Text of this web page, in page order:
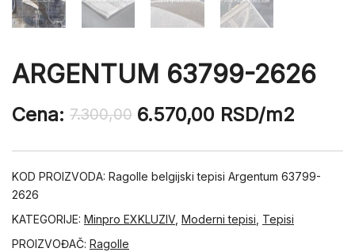
ARGENTUM 63799-2626
Cena: 7.300,00 6.570,00 RSD/m2
KOD PROIZVODA: Ragolle belgijski tepisi Argentum 63799-
2626
KATEGORIJE: Minpro EXKLUZIV, Moderni tepisi Tepisi
PROIZVOĐAČ: Ragolle